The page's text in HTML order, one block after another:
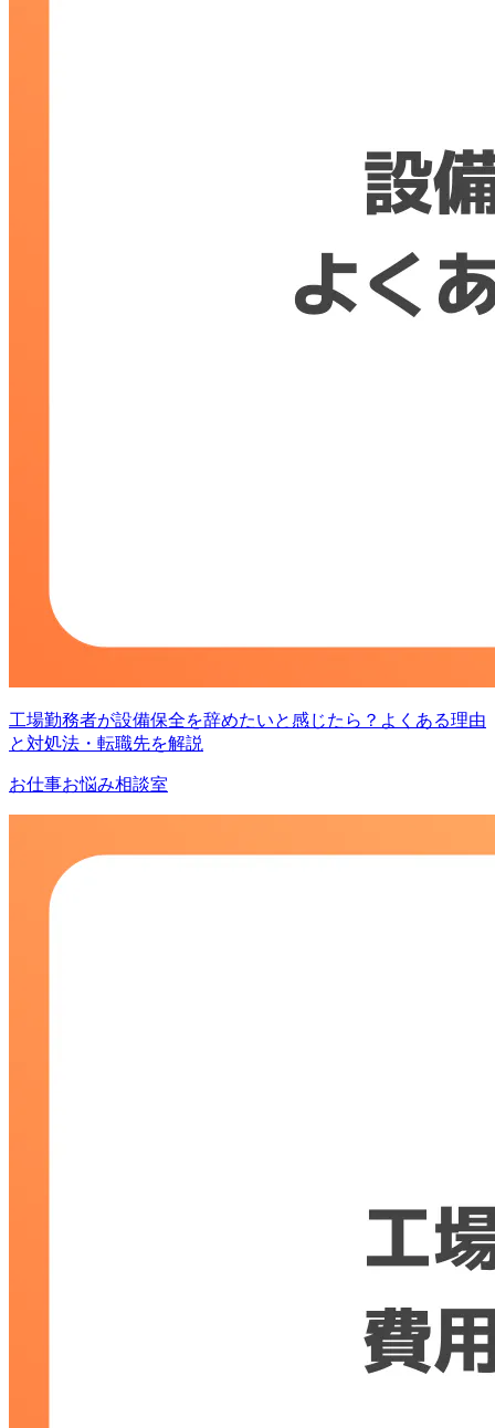
工場勤務者が設備保全を辞めたいと感じたら？よくある理由
と対処法・転職先を解説
お仕事お悩み相談室